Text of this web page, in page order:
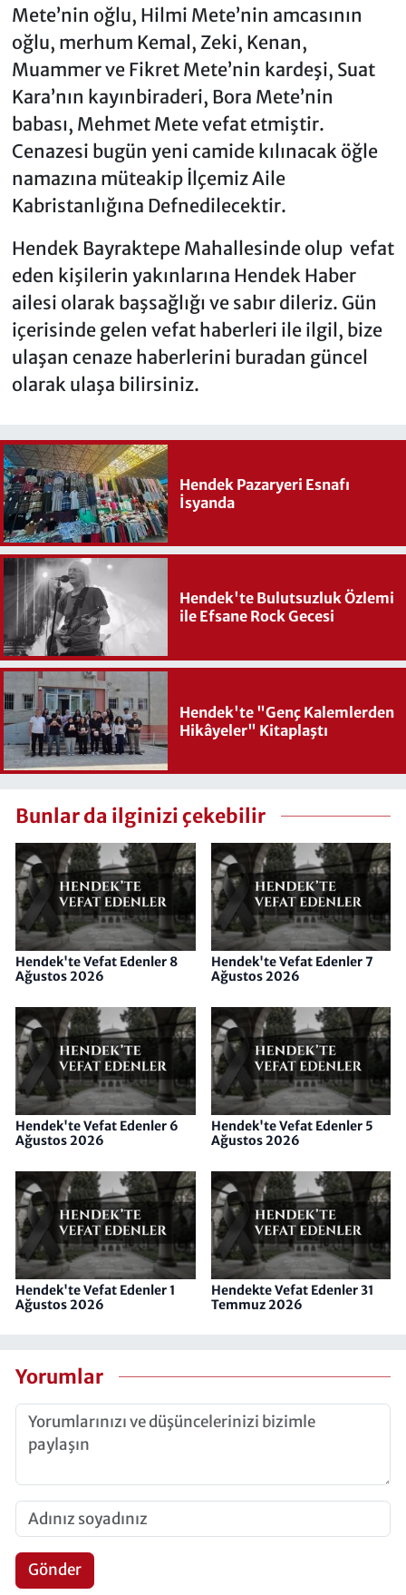
Mete’nin oğlu, Hilmi Mete’nin amcasının
oğlu, merhum Kemal, Zeki, Kenan,
Muammer ve Fikret Mete’nin kardeşi, Suat
Kara’nın kayınbiraderi, Bora Mete’nin
babası, Mehmet Mete vefat etmiştir.
Cenazesi bugün yeni camide kılınacak öğle
namazına müteakip İlçemiz Aile
Kabristanlığına Defnedilecektir.
Hendek Bayraktepe Mahallesinde olup vefat
eden kişilerin yakınlarına Hendek Haber
ailesi olarak başsağlığı ve sabır dileriz. Gün
içerisinde gelen vefat haberleri ile ilgil, bize
ulaşan cenaze haberlerini buradan güncel
olarak ulaşa bilirsiniz.
Hendek Pazaryeri Esnafı
İsyanda
Hendek'te Bulutsuzluk Özlemi
ile Efsane Rock Gecesi
Hendek'te "Genç Kalemlerden
Hikâyeler" Kitaplaştı
Bunlar da ilginizi çekebilir
Hendek'te Vefat Edenler 8
Ağustos 2026
Hendek'te Vefat Edenler 7
Ağustos 2026
Hendek'te Vefat Edenler 6
Ağustos 2026
Hendek'te Vefat Edenler 5
Ağustos 2026
Hendek'te Vefat Edenler 1
Ağustos 2026
Hendekte Vefat Edenler 31
Temmuz 2026
Yorumlar
Gönder